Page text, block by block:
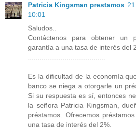
Patricia Kingsman prestamos
10:01
Saludos..
Contáctenos para obtener un
garantía a una tasa de interés del
Es la dificultad de la economía
banco se niega a otorgarle un
Si su respuesta es sí, entonces
la señora Patricia Kingsman,
préstamos. Ofrecemos
una tasa de interés del 2%.